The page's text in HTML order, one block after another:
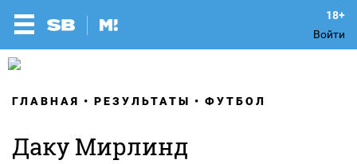
Войти
ГЛАВНАЯ РЕЗУЛЬТАТЫ ФУТБОЛ
Даку Мирлинд